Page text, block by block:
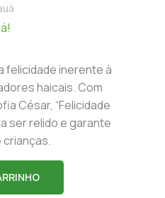
felicidade inerente à
haicais. Com
César, “Felicidade
ser relido e garante